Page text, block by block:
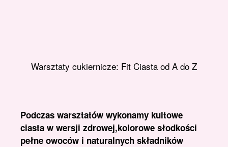
Warsztaty cukiernicze: Fit Ciasta od A do Z
Podczas warsztatów wykonamy kultowe
ciasta w wersji zdrowej,kolorowe słodkości
pełne owoców i naturalnych składników